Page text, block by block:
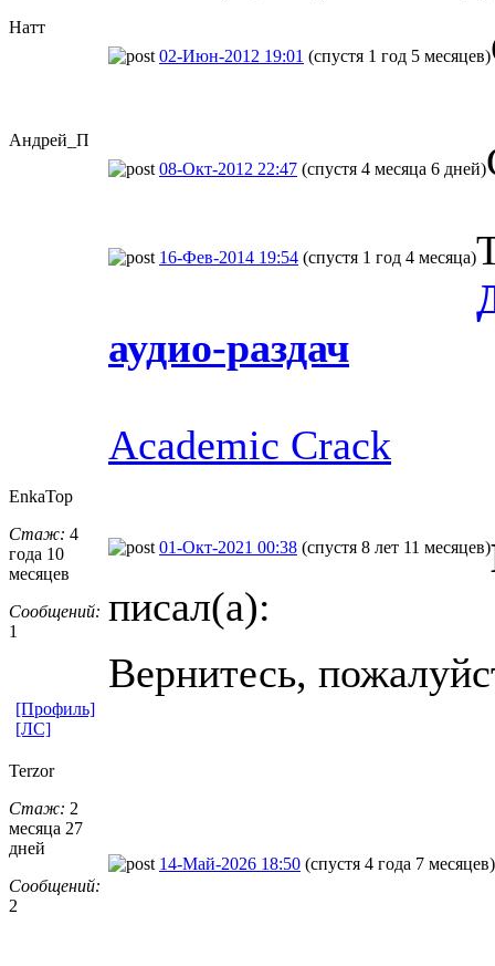
Натт
02-Июн-2012 19:01 (спустя 1 год 5 месяцев)
Андрей_П
08-Окт-2012 22:47 (спустя 4 месяца 6 дней)
16-Фев-2014 19:54 (спустя 1 год 4 месяца)
аудио-раздач
Academic Crack
EnkaTop
Стаж: 4
года 10
месяцев
Сообщений:
1
01-Окт-2021 00:38 (спустя 8 лет 11 месяцев)
писал(а):
Вернитесь,
[Профиль]
[ЛС]
Terzor
Стаж: 2
месяца 27
дней
Сообщений:
2
14-Май-2026 18:50 (спустя 4 года 7 месяцев)